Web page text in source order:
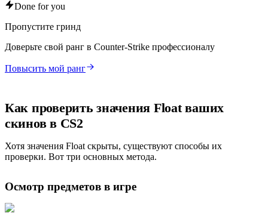
Done for you
Пропустите гринд
Доверьте свой ранг в Counter-Strike профессионалу
Повысить мой ранг
Как проверить значения Float ваших
скинов в CS2
Хотя значения Float скрыты, существуют способы их
проверки. Вот три основных метода.
Осмотр предметов в игре